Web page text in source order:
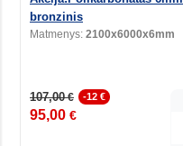
bronzinis
Matmenys: 2100x6000x6mm
107,00€ -12 €
95,00 €